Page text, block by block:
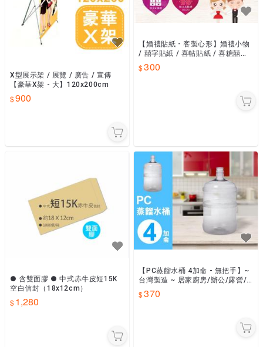
X型展示架 / 展覽 / 廣告 / 宣傳
【豪華X架 - 大】120x200cm
900
【婚禮貼紙 - 客製心形】婚禮小物
/ 囍字貼紙 / 喜帖貼紙 / 喜糖囍餅
包裝
300
● 含雙面膠 ● 中式赤牛皮短15K
空白信封（18x12cm）
1,280
【PC蒸餾水桶 4加侖 - 無把手】~
台灣製造 ~ 居家廚房/辦公/露營/
泡茶/飲用水/桶裝水【SU-810W】
370